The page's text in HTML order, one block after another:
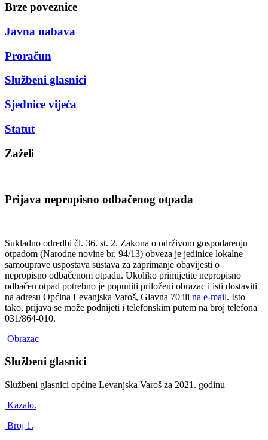
Brze poveznice
Javna nabava
Proračun
Službeni glasnici
Sjednice vijeća
Statut
Zaželi
Prijava nepropisno odbačenog otpada
Sukladno odredbi čl. 36. st. 2. Zakona o održivom gospodarenju
otpadom (Narodne novine br. 94/13) obveza je jedinice lokalne
samouprave uspostava sustava za zaprimanje obavijesti o
nepropisno odbačenom otpadu. Ukoliko primijetite nepropisno
odbačen otpad potrebno je popuniti priloženi obrazac i isti dostaviti
na adresu Općina Levanjska Varoš, Glavna 70 ili na e-mail. Isto
tako, prijava se može podnijeti i telefonskim putem na broj telefona
031/864-010.
Obrazac
Službeni glasnici
Službeni glasnici općine Levanjska Varoš za 2021. godinu
Kazalo.
Broj 1.